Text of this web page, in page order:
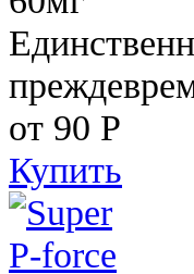
от 90 Р
Купить